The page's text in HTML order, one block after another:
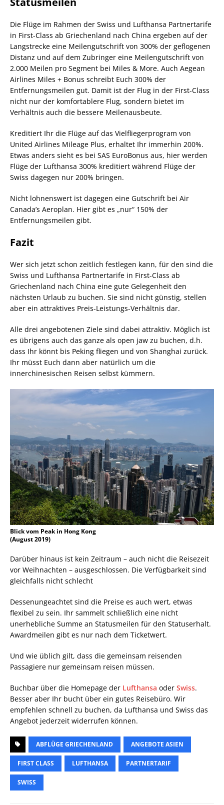
Die Flüge im Rahmen der Swiss und Lufthansa Partnertarife
in First-Class ab Griechenland nach China ergeben auf der
Langstrecke eine Meilengutschrift von 300% der geflogenen
Distanz und auf dem Zubringer eine Meilengutschrift von
2.000 Meilen pro Segment bei Miles & More. Auch Aegean
Airlines Miles + Bonus schreibt Euch 300% der
Entfernungsmeilen gut. Damit ist der Flug in der First-Class
nicht nur der komfortablere Flug, sondern bietet im
Verhältnis auch die bessere Meilenausbeute.
Kreditiert Ihr die Flüge auf das Vielfliegerprogram von
United Airlines Mileage Plus, erhaltet Ihr immerhin 200%.
Etwas anders sieht es bei SAS EuroBonus aus, hier werden
Flüge der Lufthansa 300% kreditiert während Flüge der
Swiss dagegen nur 200% bringen.
Nicht lohnenswert ist dagegen eine Gutschrift bei Air
Canada’s Aeroplan. Hier gibt es „nur“ 150% der
Entfernungsmeilen gibt.
Fazit
Wer sich jetzt schon zeitlich festlegen kann, für den sind die
Swiss und Lufthansa Partnertarife in First-Class ab
Griechenland nach China eine gute Gelegenheit den
nächsten Urlaub zu buchen. Sie sind nicht günstig, stellen
aber ein attraktives Preis-Leistungs-Verhältnis dar.
Alle drei angebotenen Ziele sind dabei attraktiv. Möglich ist
es übrigens auch das ganze als open jaw zu buchen, d.h.
dass Ihr könnt bis Peking fliegen und von Shanghai zurück.
Ihr müsst Euch dann aber natürlich um die
innerchinesischen Reisen selbst kümmern.
Blick vom Peak in Hong Kong
(August 2019)
Darüber hinaus ist kein Zeitraum – auch nicht die Reisezeit
vor Weihnachten – ausgeschlossen. Die Verfügbarkeit sind
gleichfalls nicht schlecht
Dessenungeachtet sind die Preise es auch wert, etwas
flexibel zu sein. Ihr sammelt schließlich eine nicht
unerhebliche Summe an Statusmeilen für den Statuserhalt.
Awardmeilen gibt es nur nach dem Ticketwert.
Und wie üblich gilt, dass die gemeinsam reisenden
Passagiere nur gemeinsam reisen müssen.
Buchbar über die Homepage der Lufthansa oder Swiss.
Besser aber Ihr bucht über ein gutes Reisebüro. Wir
empfehlen schnell zu buchen, da Lufthansa und Swiss das
Angebot jederzeit widerrufen können.
ABFLÜGE GRIECHENLAND ANGEBOTE ASIEN
FIRST CLASS LUFTHANSA PARTNERTARIF
SWISS